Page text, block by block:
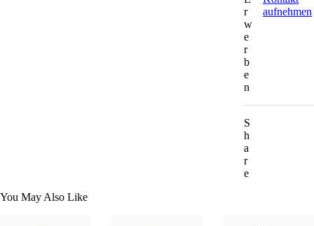
r
w
e
r
b
e
n
aufnehmen
S
h
a
r
e
You May Also Like